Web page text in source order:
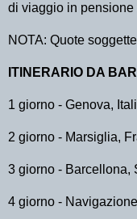
di viaggio in pensione
NOTA: Quote
ITINERARIO DA BARI
1 giorno - Genova,
2 giorno - Marsiglia,
3 giorno - Barcellona,
4 giorno - Navigazione